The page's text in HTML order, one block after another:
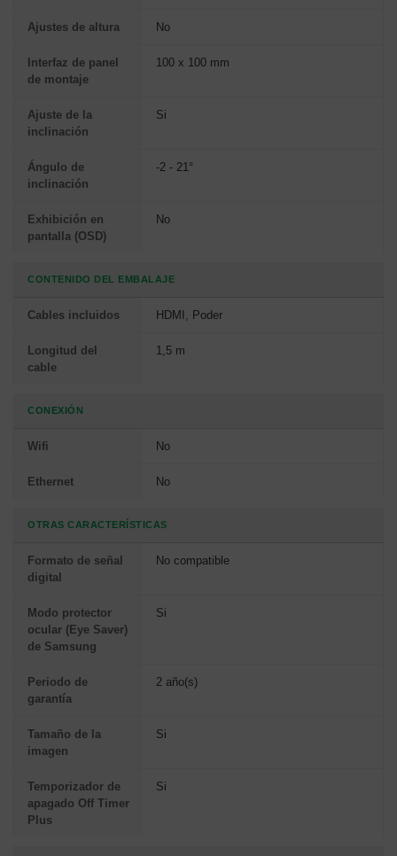
Ajustes de altura No
Interfaz de panel
de montaje
100 x 100 mm
Ajuste de la
inclinación
Si
Ángulo de
inclinación
-2 - 21°
Exhibición en
pantalla (OSD)
No
CONTENIDO DEL EMBALAJE
Cables incluidos HDMI, Poder
Longitud del
cable
1,5 m
CONEXIÓN
Wifi No
Ethernet No
OTRAS CARACTERÍSTICAS
Formato de señal
digital
No compatible
Modo protector
ocular (Eye Saver)
de Samsung
Si
Periodo de
garantía
2 año(s)
Tamaño de la
imagen
Si
Temporizador de
apagado Off Timer
Plus
Si